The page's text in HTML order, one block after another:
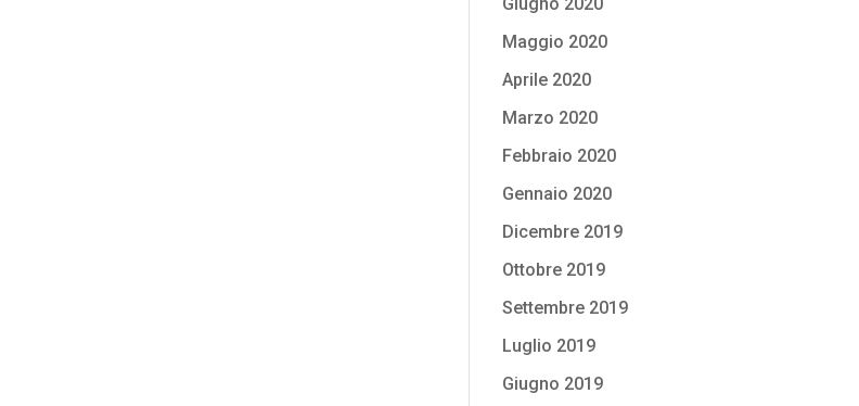
Giugno 2020
Maggio 2020
Aprile 2020
Marzo 2020
Febbraio 2020
Gennaio 2020
Dicembre 2019
Ottobre 2019
Settembre 2019
Luglio 2019
Giugno 2019